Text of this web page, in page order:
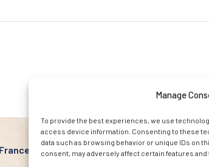
Manage
To provide the best experiences, we use
access device information. Consenting to these
data such as browsing behavior or unique IDs on
consent, may adversely affect certain features and